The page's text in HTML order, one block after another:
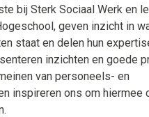
bij Sterk Sociaal Werk en
geven inzicht in
staat en delen hun
inzichten en goede
van personeels- en
inspireren ons om hiermee